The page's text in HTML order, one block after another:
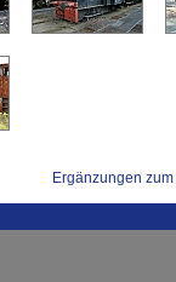
Ergänzungen